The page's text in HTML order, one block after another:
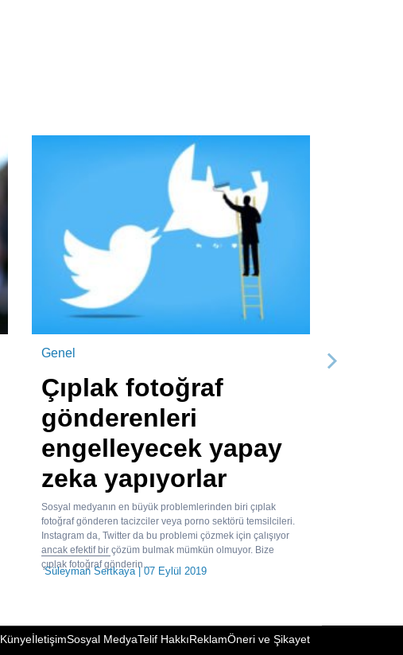
Genel
Çıplak fotoğraf
gönderenleri
engelleyecek yapay
zeka yapıyorlar
Sosyal medyanın en büyük problemlerinden biri çıplak
fotoğraf gönderen tacizciler veya porno sektörü temsilcileri.
Instagram da, Twitter da bu problemi çözmek için çalışıyor
ancak efektif bir çözüm bulmak mümkün olmuyor. Bize
çıplak fotoğraf gönderin...
Süleyman Sertkaya| 07 Eylül 2019
Sonraki
KünyeİletişimSosyal MedyaTelif HakkıReklamÖneri ve Şikayet